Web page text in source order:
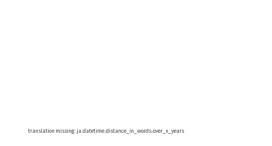
translation missing: ja.datetime.distance_in_words.over_x_years